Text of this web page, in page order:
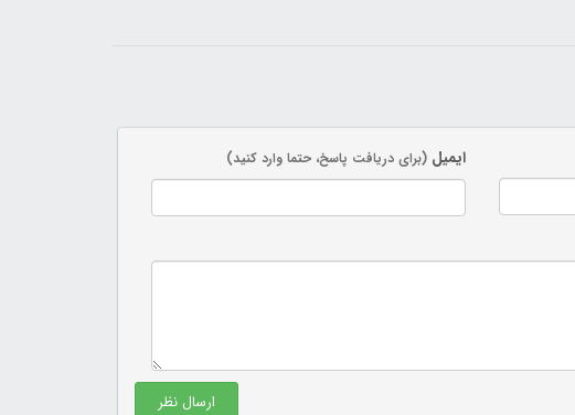
ایمیل (برای دریافت پاسخ، حتما وارد کنید)
ارسال نظر